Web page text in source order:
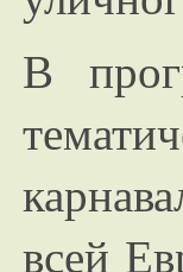
В
всей